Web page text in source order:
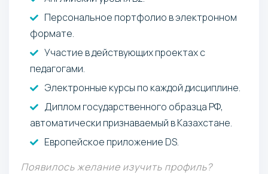
Персональное портфолио в электронном
формате.
Участие в действующих проектах с
педагогами.
Электронные курсы по каждой дисциплине.
Диплом государственного образца РФ,
автоматически признаваемый в Казахстане.
Европейское приложение DS.
Появилось желание изучить профиль?